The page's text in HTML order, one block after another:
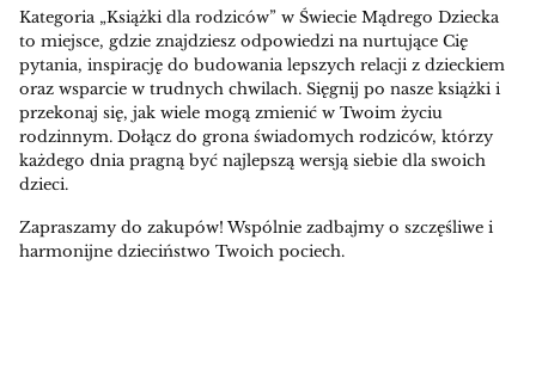
Kategoria „Książki dla rodziców” w Świecie Mądrego Dziecka
to miejsce, gdzie znajdziesz odpowiedzi na nurtujące Cię
pytania, inspirację do budowania lepszych relacji z dzieckiem
oraz wsparcie w trudnych chwilach. Sięgnij po nasze książki i
przekonaj się, jak wiele mogą zmienić w Twoim życiu
rodzinnym. Dołącz do grona świadomych rodziców, którzy
każdego dnia pragną być najlepszą wersją siebie dla swoich
dzieci.
Zapraszamy do zakupów! Wspólnie zadbajmy o szczęśliwe i
harmonijne dzieciństwo Twoich pociech.